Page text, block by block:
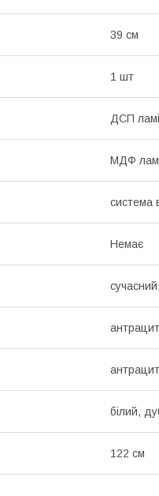
39 см
1 шт
ДСП
МДФ
система
Немає
білий,
122 см